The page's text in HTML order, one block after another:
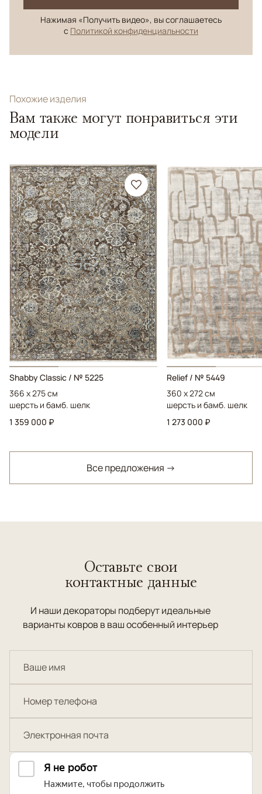
Нажимая «Получить видео», вы соглашаетесь
с Политикой конфиденциальности
Похожие изделия
Вам также могут понравиться эти
модели
Shabby Classic / № 5225
366 x 275 см
шерсть и бамб. шелк
1 359 000 ₽
Relief / № 5449
360 x 272 см
шерсть и бамб. шелк
1 273 000 ₽
Все предложения →
Оставьте свои
контактные данные
И наши декораторы подберут идеальные
варианты ковров в ваш особенный интерьер